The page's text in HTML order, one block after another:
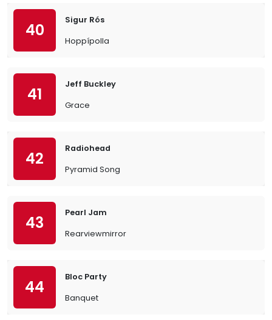
40
Sigur Rós
Hoppípolla
41
Jeff Buckley
Grace
42
Radiohead
Pyramid Song
43
Pearl Jam
Rearviewmirror
44
Bloc Party
Banquet